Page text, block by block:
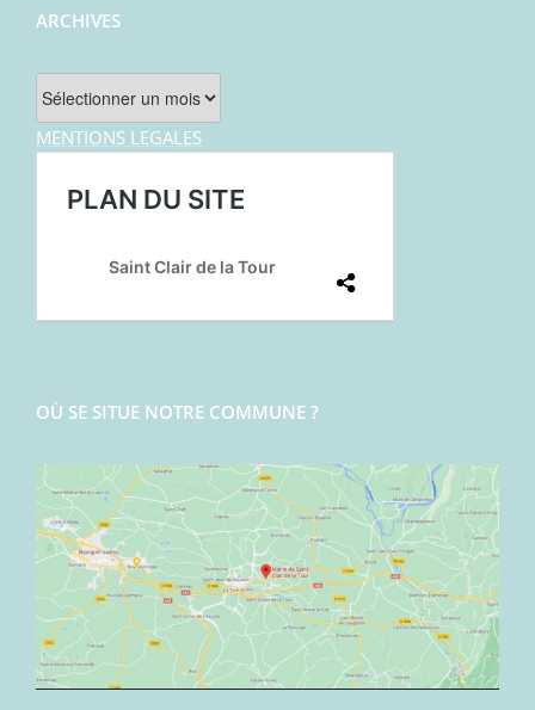
ARCHIVES
Archives
MENTIONS LEGALES
OÙ SE SITUE NOTRE COMMUNE ?